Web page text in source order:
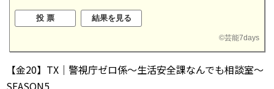
©芸能7days
【金20】TX｜警視庁ゼロ係～生活安全課なんでも相談室～
SEASON5